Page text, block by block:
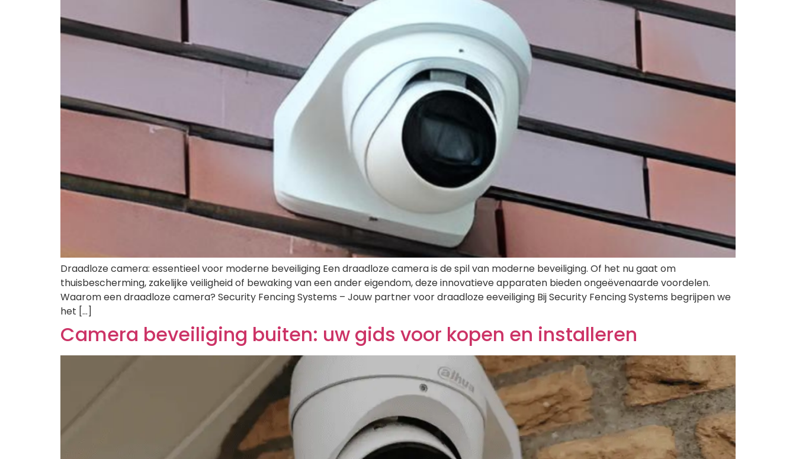
Draadloze camera: essentieel voor moderne beveiliging Een draadloze camera is de spil van moderne beveiliging. Of het nu gaat om
thuisbescherming, zakelijke veiligheid of bewaking van een ander eigendom, deze innovatieve apparaten bieden ongeëvenaarde voordelen.
Waarom een draadloze camera? Security Fencing Systems – Jouw partner voor draadloze eeveiliging Bij Security Fencing Systems begrijpen we
het […]
Camera beveiliging buiten: uw gids voor kopen en installeren